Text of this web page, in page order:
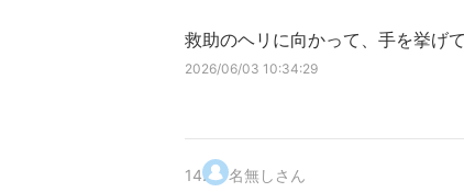
救助のヘリに向かって、手を挙
2026/06/03 10:34:29
14. 名無しさん